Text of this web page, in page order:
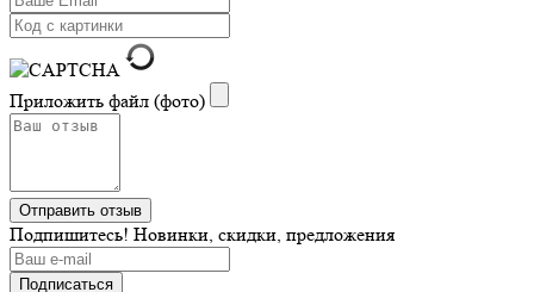
Приложить файл (фото)
Подпишитесь! Новинки, скидки, предложения